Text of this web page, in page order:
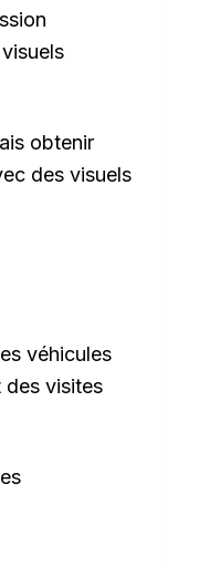
obtenir
des visuels
véhicules
des visites